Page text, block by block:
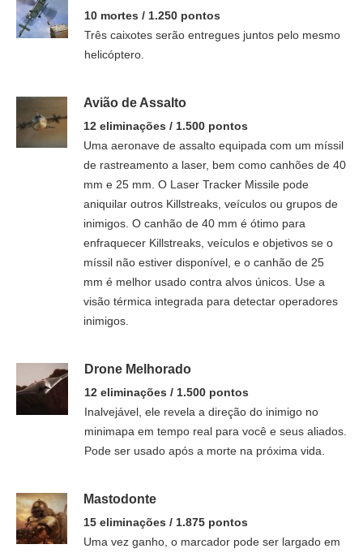
10 mortes / 1.250 pontos
Três caixotes serão entregues juntos pelo mesmo
helicóptero.
Avião de Assalto
12 eliminações / 1.500 pontos
Uma aeronave de assalto equipada com um míssil
de rastreamento a laser, bem como canhões de 40
mm e 25 mm. O Laser Tracker Missile pode
aniquilar outros Killstreaks, veículos ou grupos de
inimigos. O canhão de 40 mm é ótimo para
enfraquecer Killstreaks, veículos e objetivos se o
míssil não estiver disponível, e o canhão de 25
mm é melhor usado contra alvos únicos. Use a
visão térmica integrada para detectar operadores
inimigos.
Drone Melhorado
12 eliminações / 1.500 pontos
Inalvejável, ele revela a direção do inimigo no
minimapa em tempo real para você e seus aliados.
Pode ser usado após a morte na próxima vida.
Mastodonte
15 eliminações / 1.875 pontos
Uma vez ganho, o marcador pode ser largado em